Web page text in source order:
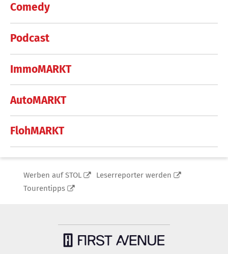
Comedy
Podcast
ImmoMARKT
AutoMARKT
FlohMARKT
Werben auf STOL
Leserreporter werden
Tourentipps